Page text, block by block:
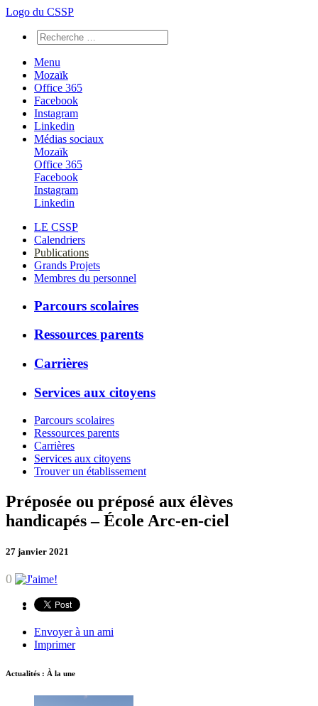
Logo du CSSP
Menu
Mozaïk
Office 365
Facebook
Instagram
Linkedin
Médias sociaux
Mozaïk
Office 365
Facebook
Instagram
Linkedin
LE CSSP
Calendriers
Publications
Grands Projets
Membres du personnel
Parcours scolaires
Ressources parents
Carrières
Services aux citoyens
Parcours scolaires
Ressources parents
Carrières
Services aux citoyens
Trouver un établissement
Préposée ou préposé aux élèves
handicapés – École Arc-en-ciel
27 janvier 2021
0
Envoyer à un ami
Imprimer
Actualités : À la une